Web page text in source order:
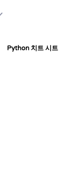
Python 치트 시트